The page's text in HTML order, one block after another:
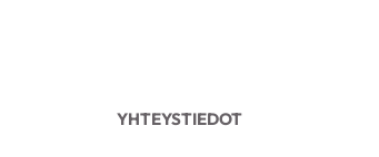
YHTEYSTIEDOT